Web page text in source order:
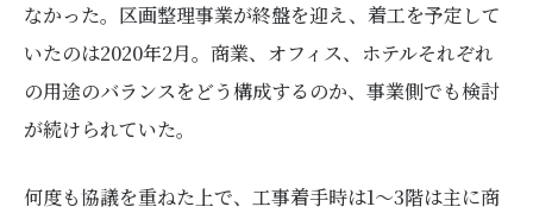
なかった。区画整理事業が終盤を迎え、着工を予定して
いたのは2020年2月。商業、オフィス、ホテルそれぞれ
の用途のバランスをどう構成するのか、事業側でも検討
が続けられていた。
何度も協議を重ねた上で、工事着手時は1〜3階は主に商